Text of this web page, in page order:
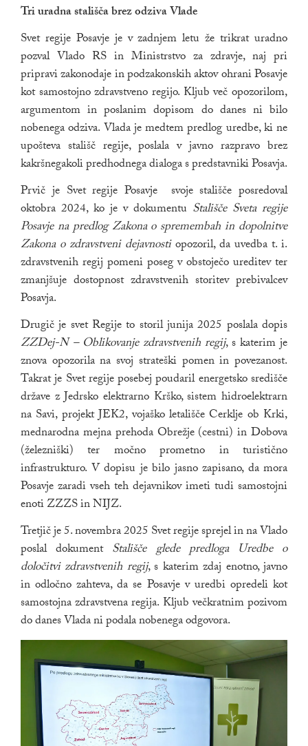
Tri uradna stališča brez odziva Vlade
Svet regije Posavje je v zadnjem letu že trikrat uradno
pozval Vlado RS in Ministrstvo za zdravje, naj pri
pripravi zakonodaje in podzakonskih aktov ohrani Posavje
kot samostojno zdravstveno regijo. Kljub več opozorilom,
argumentom in poslanim dopisom do danes ni bilo
nobenega odziva. Vlada je medtem predlog uredbe, ki ne
upošteva stališč regije, poslala v javno razpravo brez
kakršnegakoli predhodnega dialoga s predstavniki Posavja.
Prvič je Svet regije Posavje svoje stališče posredoval
oktobra 2024, ko je v dokumentu Stališče Sveta regije
Posavje na predlog Zakona o spremembah in dopolnitve
Zakona o zdravstveni dejavnostiopozoril, da uvedba t. i.
zdravstvenih regij pomeni poseg v obstoječo ureditev ter
zmanjšuje dostopnost zdravstvenih storitev prebivalcev
Posavja.
Drugič je svet Regije to storil junija 2025 poslala dopis
ZZDej-N – Oblikovanje zdravstvenih regij, s katerim je
znova opozorila na svoj strateški pomen in povezanost.
Takrat je Svet regije posebej poudaril energetsko središče
države z Jedrsko elektrarno Krško, sistem hidroelektrarn
na Savi, projekt JEK2, vojaško letališče Cerklje ob Krki,
mednarodna mejna prehoda Obrežje (cestni) in Dobova
(železniški) ter močno prometno in turistično
infrastrukturo. V dopisu je bilo jasno zapisano, da mora
Posavje zaradi vseh teh dejavnikov imeti tudi samostojni
enoti ZZZS in NIJZ.
Tretjič je 5. novembra 2025 Svet regije sprejel in na Vlado
poslal dokument Stališče glede predloga Uredbe o
določitvi zdravstvenih regij, s katerim zdaj enotno, javno
in odločno zahteva, da se Posavje v uredbi opredeli kot
samostojna zdravstvena regija. Kljub večkratnim pozivom
do danes Vlada ni podala nobenega odgovora.